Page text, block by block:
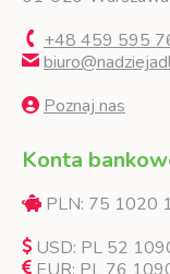
+48 459 595
Poznaj nas
Konta
PLN: 75 1020
USD: PL 52